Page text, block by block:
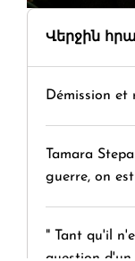
Վերջին
Démission et
Tamara
guerre, on
" Tant qu'il